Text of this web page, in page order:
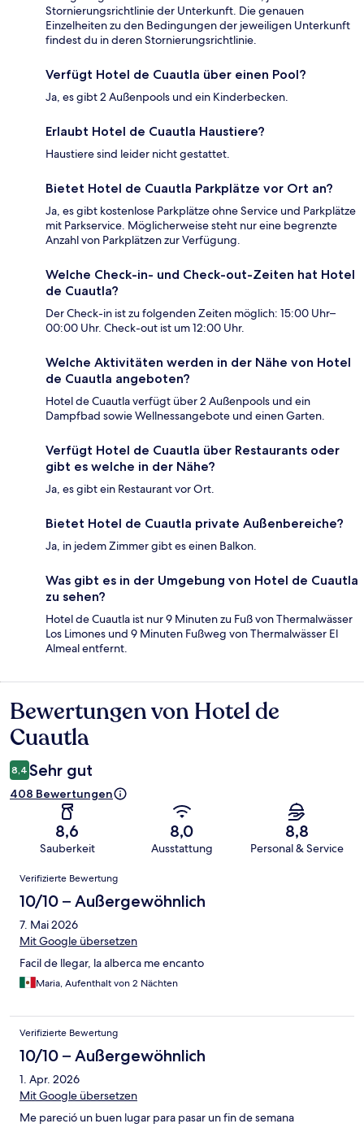
Stornierungsrichtlinie der Unterkunft. Die genauen
Einzelheiten zu den Bedingungen der jeweiligen Unterkunft
findest du in deren Stornierungsrichtlinie.
Verfügt Hotel de Cuautla über einen Pool?
Ja, es gibt 2 Außenpools und ein Kinderbecken.
Erlaubt Hotel de Cuautla Haustiere?
Haustiere sind leider nicht gestattet.
Bietet Hotel de Cuautla Parkplätze vor Ort an?
Ja, es gibt kostenlose Parkplätze ohne Service und Parkplätze
mit Parkservice. Möglicherweise steht nur eine begrenzte
Anzahl von Parkplätzen zur Verfügung.
Welche Check-in- und Check-out-Zeiten hat Hotel
de Cuautla?
Der Check-in ist zu folgenden Zeiten möglich: 15:00 Uhr–
00:00 Uhr. Check-out ist um 12:00 Uhr.
Welche Aktivitäten werden in der Nähe von Hotel
de Cuautla angeboten?
Hotel de Cuautla verfügt über 2 Außenpools und ein
Dampfbad sowie Wellnessangebote und einen Garten.
Verfügt Hotel de Cuautla über Restaurants oder
gibt es welche in der Nähe?
Ja, es gibt ein Restaurant vor Ort.
Bietet Hotel de Cuautla private Außenbereiche?
Ja, in jedem Zimmer gibt es einen Balkon.
Was gibt es in der Umgebung von Hotel de Cuautla
zu sehen?
Hotel de Cuautla ist nur 9 Minuten zu Fuß von Thermalwässer
Los Limones und 9 Minuten Fußweg von Thermalwässer El
Almeal entfernt.
Bewertungen
Bewertungen von Hotel de
Cuautla
8,4 Sehr gut
408 Bewertungen
8,6
Sauberkeit
8,0
Ausstattung
8,8
Personal & Service
Bewertungen
Verifizierte Bewertung
10/10 – Außergewöhnlich
7. Mai 2026
Mit Google übersetzen
Facil de llegar, la alberca me encanto
Maria, Aufenthalt von 2 Nächten
Verifizierte Bewertung
10/10 – Außergewöhnlich
1. Apr. 2026
Mit Google übersetzen
Me pareció un buen lugar para pasar un fin de semana